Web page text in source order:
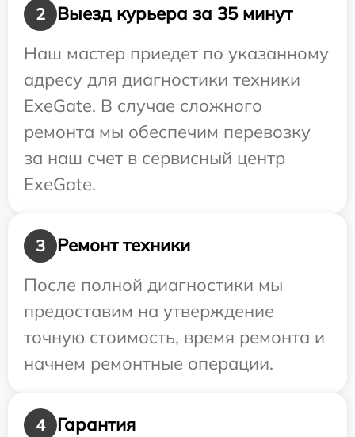
2
Выезд курьера за 35 минут
Наш мастер приедет по указанному
адресу для диагностики техники
ExeGate. В случае сложного
ремонта мы обеспечим перевозку
за наш счет в сервисный центр
ExeGate.
3
Ремонт техники
После полной диагностики мы
предоставим на утверждение
точную стоимость, время ремонта и
начнем ремонтные операции.
4
Гарантия